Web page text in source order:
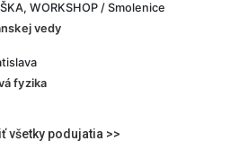
WORKSHOP / Smolenice
vedy
fyzika
všetky podujatia >>